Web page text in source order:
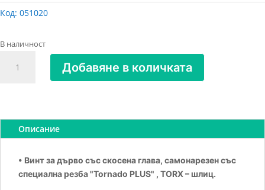
Код: 051020
В наличност
TORNADO
PLUS
жълт
Добавяне в количката
Описание
• Винт за дърво със скосена глава, самонарезен със
специална резба "Tornado PLUS" , TORX – шлиц.